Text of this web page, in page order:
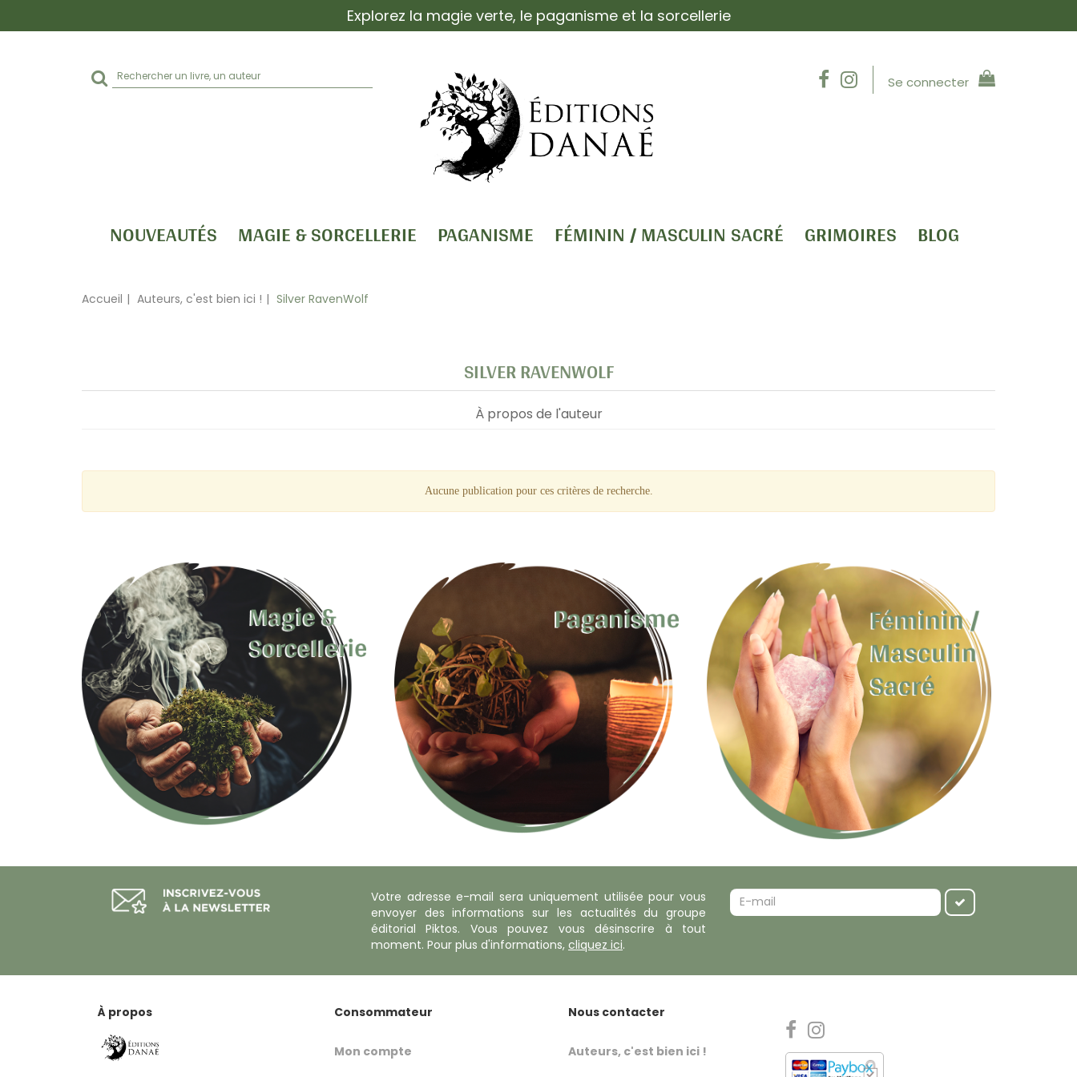
Explorez la magie verte, le paganisme et la sorcellerie
Rechercher
sur
Se connecter
NOUVEAUTÉS MAGIE & SORCELLERIE PAGANISME FÉMININ / MASCULIN SACRÉ GRIMOIRES BLOG
Accueil Auteurs, c'est bien ici ! Silver RavenWolf
SILVER RAVENWOLF
À propos de l'auteur
Aucune publication pour ces critères de recherche.
Votre adresse e-mail sera uniquement utilisée pour vous
envoyer des informations sur les actualités du groupe
éditorial Piktos. Vous pouvez vous désinscrire à tout
moment. Pour plus d'informations, cliquez ici.
À propos Consommateur
Mon compte
Nous contacter
Auteurs, c'est bien ici !